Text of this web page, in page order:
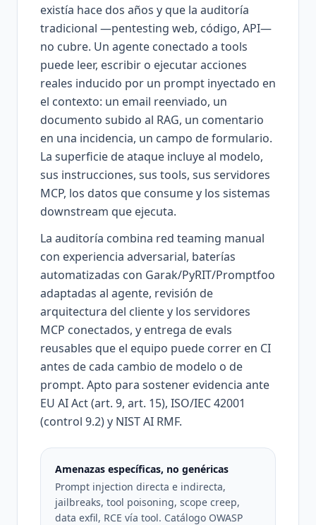
existía hace dos años y que la auditoría
tradicional —pentesting web, código, API—
no cubre. Un agente conectado a tools
puede leer, escribir o ejecutar acciones
reales inducido por un prompt inyectado en
el contexto: un email reenviado, un
documento subido al RAG, un comentario
en una incidencia, un campo de formulario.
La superficie de ataque incluye al modelo,
sus instrucciones, sus tools, sus servidores
MCP, los datos que consume y los sistemas
downstream que ejecuta.
La auditoría combina red teaming manual
con experiencia adversarial, baterías
automatizadas con Garak/PyRIT/Promptfoo
adaptadas al agente, revisión de
arquitectura del cliente y los servidores
MCP conectados, y entrega de evals
reusables que el equipo puede correr en CI
antes de cada cambio de modelo o de
prompt. Apto para sostener evidencia ante
EU AI Act (art. 9, art. 15), ISO/IEC 42001
(control 9.2) y NIST AI RMF.
Amenazas específicas, no genéricas
Prompt injection directa e indirecta,
jailbreaks, tool poisoning, scope creep,
data exfil, RCE vía tool. Catálogo OWASP